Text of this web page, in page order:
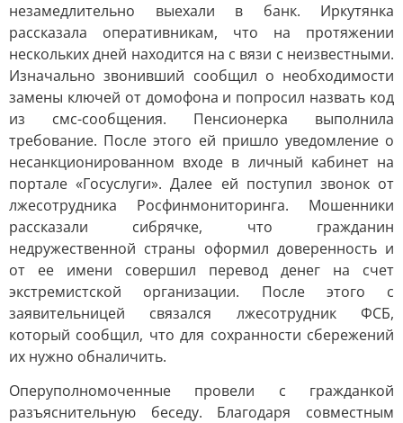
незамедлительно выехали в банк. Иркутянка
рассказала оперативникам, что на протяжении
нескольких дней находится на с вязи с неизвестными.
Изначально звонивший сообщил о необходимости
замены ключей от домофона и попросил назвать код
из смс-сообщения. Пенсионерка выполнила
требование. После этого ей пришло уведомление о
несанкционированном входе в личный кабинет на
портале «Госуслуги». Далее ей поступил звонок от
лжесотрудника Росфинмониторинга. Мошенники
рассказали сибрячке, что гражданин
недружественной страны оформил доверенность и
от ее имени совершил перевод денег на счет
экстремистской организации. После этого с
заявительницей связался лжесотрудник ФСБ,
который сообщил, что для сохранности сбережений
их нужно обналичить.
Оперуполномоченные провели с гражданкой
разъяснительную беседу. Благодаря совместным